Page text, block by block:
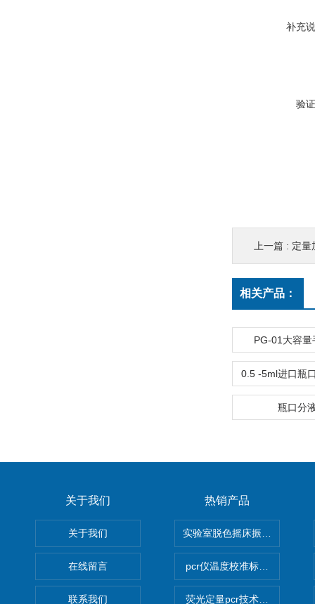
补充
验
上一篇 : 定量
相关产品：
PG-01大容量
瓶口分
关于我们
关于我们
在线留言
联系我们
热销产品
实验室脱色摇床振荡器
pcr仪温度校准标定设备
荧光定量pcr技术定制化服务